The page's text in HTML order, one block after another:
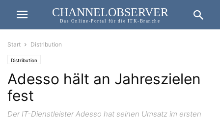
CHANNELOBSERVER
Das Online-Portal für die ITK-Branche
Start Distribution
Distribution
Adesso hält an Jahreszielen
fest
Der IT-Dienstleister Adesso hat seinen Umsatz im ersten